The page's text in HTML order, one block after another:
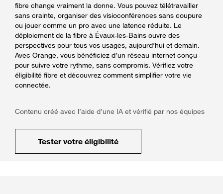
fibre change vraiment la donne. Vous pouvez télétravailler
sans crainte, organiser des visioconférences sans coupure
ou jouer comme un pro avec une latence réduite. Le
déploiement de la fibre à Évaux-les-Bains ouvre des
perspectives pour tous vos usages, aujourd’hui et demain.
Avec Orange, vous bénéficiez d’un réseau internet conçu
pour suivre votre rythme, sans compromis. Vérifiez votre
éligibilité fibre et découvrez comment simplifier votre vie
connectée.
Contenu créé avec l’aide d’une IA et vérifié par nos équipes
Tester votre éligibilité